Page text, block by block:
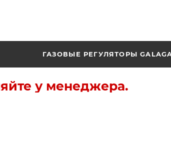
ГАЗОВЫЕ РЕГУЛЯТОРЫ
у менеджера.